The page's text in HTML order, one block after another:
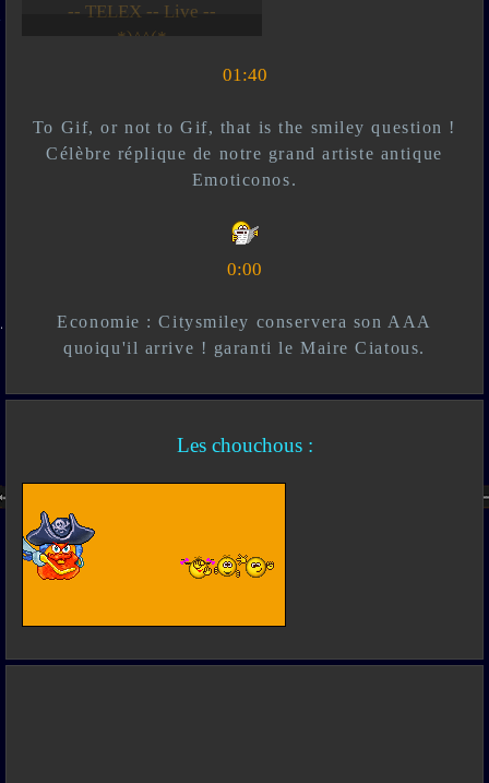
-- Live --- TELEX --
-- *)^^(* --
01:40
To Gif, or not to Gif, that is the smiley question !
Célèbre réplique de notre grand artiste antique
Emoticonos.
0:00
Economie : Citysmiley conservera son AAA
quoiqu'il arrive ! garanti le Maire Ciatous.
Les chouchous :